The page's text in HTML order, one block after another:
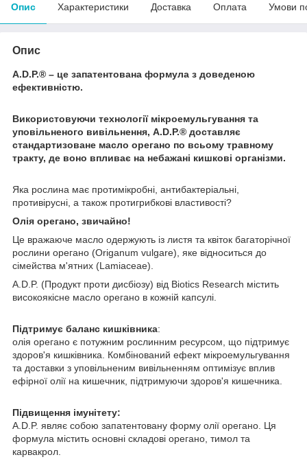
Опис Характеристики Доставка Оплата Умови
Опис
A.D.P.® – це запатентована формула з доведеною
ефективністю.
Використовуючи технології мікроемульгування та
уповільненого вивільнення, A.D.P.® доставляє
стандартизоване масло орегано по всьому травному
тракту, де воно впливає на небажані кишкові організми.
Яка рослина має протимікробні, антибактеріальні,
противірусні, а також протигрибкові властивості?
Олія орегано, звичайно!
Це вражаюче масло одержують із листя та квіток багаторічної
рослини орегано (Origanum vulgare), яке відноситься до
сімейства м'ятних (Lamiaceae).
A.D.P. (Продукт проти дисбіозу) від Biotics Research містить
високоякісне масло орегано в кожній капсулі.
Підтримує баланс кишківника:
олія орегано є потужним рослинним ресурсом, що підтримує
здоров'я кишківника. Комбінований ефект мікроемульгування
та доставки з уповільненим вивільненням оптимізує вплив
ефірної олії на кишечник, підтримуючи здоров'я кишечника.
Підвищення імунітету:
A.D.P. являє собою запатентовану форму олії орегано. Ця
формула містить основні складові орегано, тимол та
карвакрол.